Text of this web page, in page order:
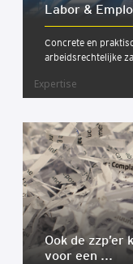
Labor &
Concrete en
arbeidsrechtelijke
Expertise
Ook de zzp’er
voor een ...